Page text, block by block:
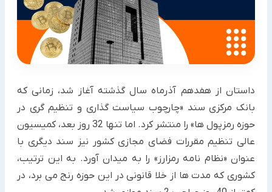
داستان از هفدهم آذرماه سال گذشته آغاز شد، زمانی که
بانک مرکزی سند «چارچوب سیاست گذاری و تنظیم گری در
حوزه رمزپول ها» را منتشر کرد. اما تنها 32 روز بعد، کمیسیون
عالی تنظیم مقررات فضای مجازی کشور نیز سند دیگری با
عنوان «نظام نامه رمزارز» را به میدان آورد. به این ترتیب،
کشوری که مدت ها از خلا قانونی در این حوزه رنج می برد، در